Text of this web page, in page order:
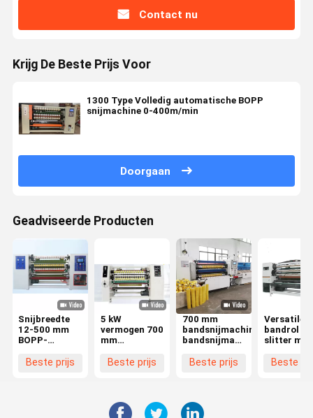
Contact nu
Krijg De Beste Prijs Voor
1300 Type Volledig automatische BOPP
snijmachine 0-400m/min
Doorgaan
Geadviseerde Producten
Snijbreedte
12-500 mm
BOPP-
met een
Beste prijs
5 kW
vermogen 700
mm
1300 mm
Beste prijs
700 mm
bandsnijmachine
bandsnijmachine
Beste prijs
Versatile
bandrol
slitter met
effectieve
Beste